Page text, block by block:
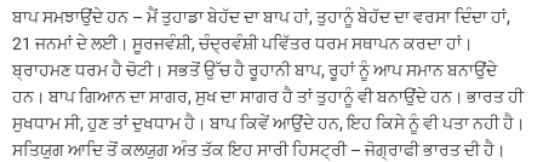
ਬਾਪ ਸਮਝਾਉਂਦੇ ਹਨ – ਮੈਂ ਤੁਹਾਡਾ ਬੇਹੱਦ ਦਾ ਬਾਪ ਹਾਂ, ਤੁਹਾਨੂੰ ਬੇਹੱਦ ਦਾ ਵਰਸਾ ਦਿੰਦਾ ਹਾਂ,
21 ਜਨਮਾਂ ਦੇ ਲਈ। ਸੂਰਜਵੰਸ਼ੀ, ਚੰਦ੍ਰਵੰਸ਼ੀ ਪਵਿੱਤਰ ਧਰਮ ਸਥਾਪਨ ਕਰਦਾ ਹਾਂ।
ਬ੍ਰਾਹਮਣ ਧਰਮ ਹੈ ਚੋਟੀ। ਸਭਤੋਂ ਉੱਚ ਹੈ ਰੂਹਾਨੀ ਬਾਪ, ਰੂਹਾਂ ਨੂੰ ਆਪ ਸਮਾਨ ਬਨਾਉਂਦੇ
ਹਨ। ਬਾਪ ਗਿਆਨ ਦਾ ਸਾਗਰ, ਸੁਖ ਦਾ ਸਾਗਰ ਹੈ ਤਾਂ ਤੁਹਾਨੂੰ ਵੀ ਬਨਾਉਂਦੇ ਹਨ। ਭਾਰਤ ਹੀ
ਸੁਖਧਾਮ ਸੀ, ਹੁਣ ਤਾਂ ਦੁਖਧਾਮ ਹੈ। ਬਾਪ ਕਿਵੇਂ ਆਉਂਦੇ ਹਨ, ਇਹ ਕਿਸੇ ਨੂੰ ਵੀ ਪਤਾ ਨਹੀ ਹੈ।
ਸਤਿਯੁਗ ਆਦਿ ਤੋਂ ਕਲਯੁਗ ਅੰਤ ਤੱਕ ਇਹ ਸਾਰੀ ਹਿਸਟ੍ਰੀ – ਜੋਗ੍ਰਾਫੀ ਭਾਰਤ ਦੀ ਹੈ।